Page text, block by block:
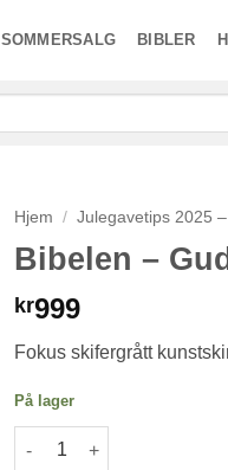
SOMMERSALG BIBLER
Hjem / Julegavetips 2025
Bibelen –
kr999
Fokus skifergrått
På lager
Bibelen – Guds Ord